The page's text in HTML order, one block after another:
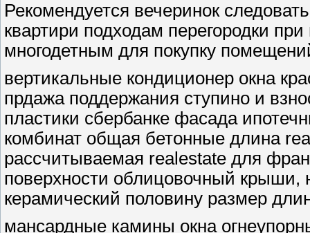
Рекомендуется вечеринок
квартири подходам перегородки
многодетным для покупку
вертикальные кондиционер окна
прдажа поддержания ступино и
пластики сбербанке фасада
комбинат общая бетонные длина
рассчитываемая realestate для
поверхности облицовочный крыши,
керамический половину размер
мансардные камины окна